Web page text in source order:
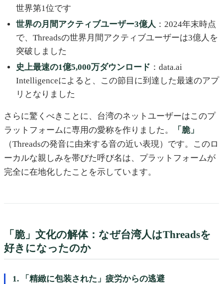
世界第1位です
世界の月間アクティブユーザー3億人 ：2024年末時点
で、Threadsの世界月間アクティブユーザーは3億人を
突破しました
史上最速の1億5,000万ダウンロード ：data.ai
Intelligenceによると、この節目に到達した最速のアプ
リとなりました
さらに驚くべきことに、台湾のネットユーザーはこのプ
ラットフォームに専用の愛称を作りました。
「脆」
（Threadsの発音に由来する音の近い表現）です。このロ
ーカルな親しみを帯びた呼び名は、プラットフォームが
完全に在地化したことを示しています。
「脆」文化の解体：なぜ台湾人はThreadsを
好きになったのか
1. 「精緻に包装された」疲労からの逃避